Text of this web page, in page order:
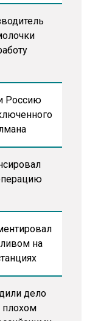
Россию
на
дело
плохом